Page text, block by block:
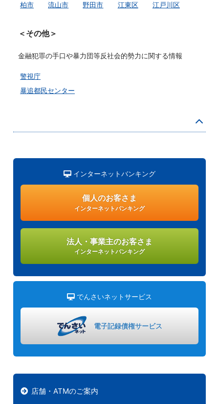
インターネットバンキング
個人のお客さま
インターネットバンキング
法人・事業主のお客さま
インターネットバンキング
でんさいネットサービス
電子記録債権サービス
店舗・ATMのご案内
柏市
流山市 野田市 江東区 江戸川区
＜その他＞
金融犯罪の手口や暴力団等反社会的勢力に関する情報
警視庁
暴追都民センター